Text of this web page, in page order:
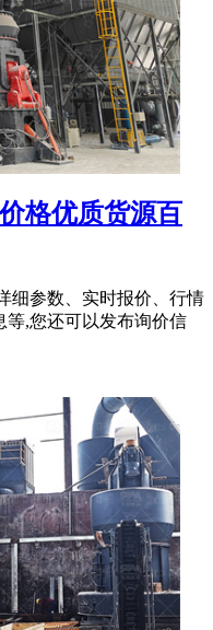
格优质货源百
细参数、实时报价、行情
等,您还可以发布询价信